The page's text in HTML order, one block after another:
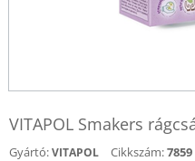
VITAPOL Smakers
Gyártó:VITAPOL Cikkszám:7859